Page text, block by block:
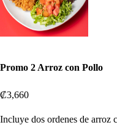
Promo 2 Arroz con Pollo
₡3,660
Incluye dos ordenes de arroz